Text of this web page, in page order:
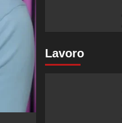
Lavoro